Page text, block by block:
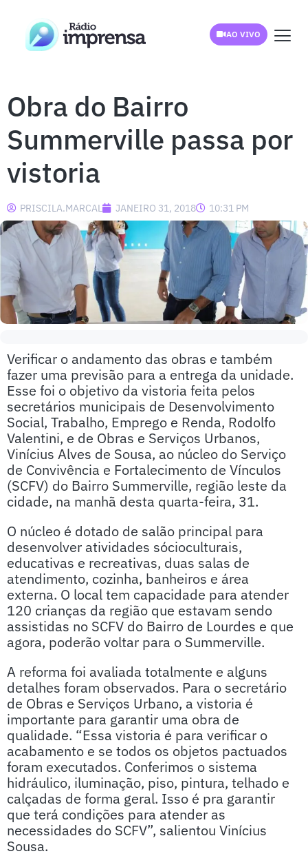
AO VIVO
Obra do Bairro
Summerville passa por
vistoria
PRISCILA.MARCAL JANEIRO 31, 2018 10:31 PM
Verificar o andamento das obras e também
fazer uma previsão para a entrega da unidade.
Esse foi o objetivo da vistoria feita pelos
secretários municipais de Desenvolvimento
Social, Trabalho, Emprego e Renda, Rodolfo
Valentini, e de Obras e Serviços Urbanos,
Vinícius Alves de Sousa, ao núcleo do Serviço
de Convivência e Fortalecimento de Vínculos
(SCFV) do Bairro Summerville, região leste da
cidade, na manhã desta quarta-feira, 31.
O núcleo é dotado de salão principal para
desenvolver atividades sócioculturais,
educativas e recreativas, duas salas de
atendimento, cozinha, banheiros e área
externa. O local tem capacidade para atender
120 crianças da região que estavam sendo
assistidas no SCFV do Bairro de Lourdes e que
agora, poderão voltar para o Summerville.
A reforma foi avaliada totalmente e alguns
detalhes foram observados. Para o secretário
de Obras e Serviços Urbano, a vistoria é
importante para garantir uma obra de
qualidade. “Essa vistoria é para verificar o
acabamento e se todos os objetos pactuados
foram executados. Conferimos o sistema
hidráulico, iluminação, piso, pintura, telhado e
calçadas de forma geral. Isso é pra garantir
que terá condições para atender as
necessidades do SCFV”, salientou Vinícius
Sousa.